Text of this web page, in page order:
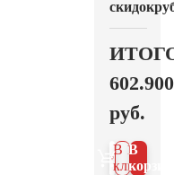
скидок
602.900
руб.
В
В 1
клик